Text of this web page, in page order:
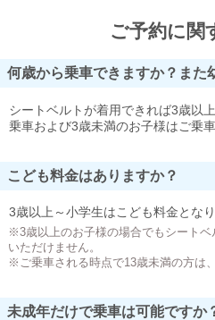
ご予約に関
何歳から乗車できますか？また
シートベルトが着用できれば3歳以
乗車および3歳未満のお子様はご乗
こども料金はありますか？
3歳以上～小学生はこども料金となり
※3歳以上のお子様の場合でもシート
いただけません。
※ご乗車される時点で13歳未満の方は
未成年だけで乗車は可能ですか